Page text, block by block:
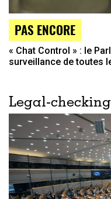
PAS ENCORE
« Chat Control » : le
surveillance de toutes
Legal-checking